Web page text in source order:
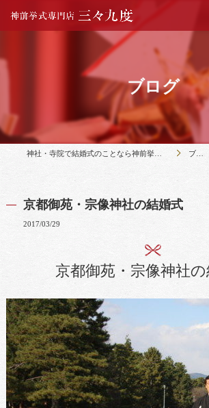
ブログ
神社・寺院で結婚式のことなら神前挙式専門店三々九度 ブログ
京都御苑・宗像神社の結婚式
2017/03/29
京都御苑・宗像神社